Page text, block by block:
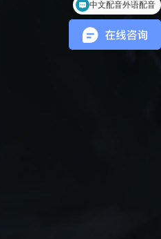
游戏音效制作